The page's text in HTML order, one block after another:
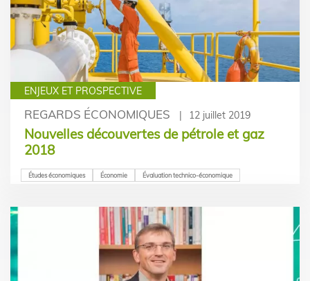
ENJEUX ET PROSPECTIVE
REGARDS ÉCONOMIQUES 12 juillet 2019
Nouvelles découvertes de pétrole et gaz
2018
Études économiques Économie Évaluation technico-économique